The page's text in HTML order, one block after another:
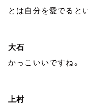
とは自分を愛でると
大石
かっこいいですね。
上村